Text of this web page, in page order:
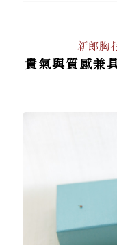
新郎胸
貴氣與質感兼